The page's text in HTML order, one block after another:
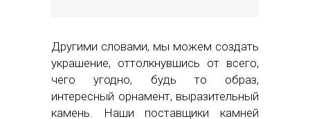
Другими словами, мы можем создать
украшение, оттолкнувшись от всего,
чего угодно, будь то образ,
интересный орнамент, выразительный
камень. Наши поставщики камней